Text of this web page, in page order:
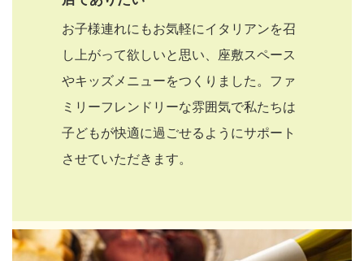
お子様連れにもお気軽にイタリアンを召
し上がって欲しいと思い、座敷スペース
やキッズメニューをつくりました。ファ
ミリーフレンドリーな雰囲気で私たちは
子どもが快適に過ごせるようにサポート
させていただきます。